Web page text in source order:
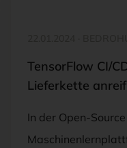
TensorFlow CI/
Lieferkette
In der Open-